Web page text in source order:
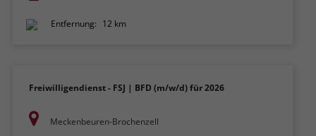
Entfernung: 12 km
Freiwilligendienst - FSJ | BFD (m/w/d) für 2026
Meckenbeuren-Brochenzell